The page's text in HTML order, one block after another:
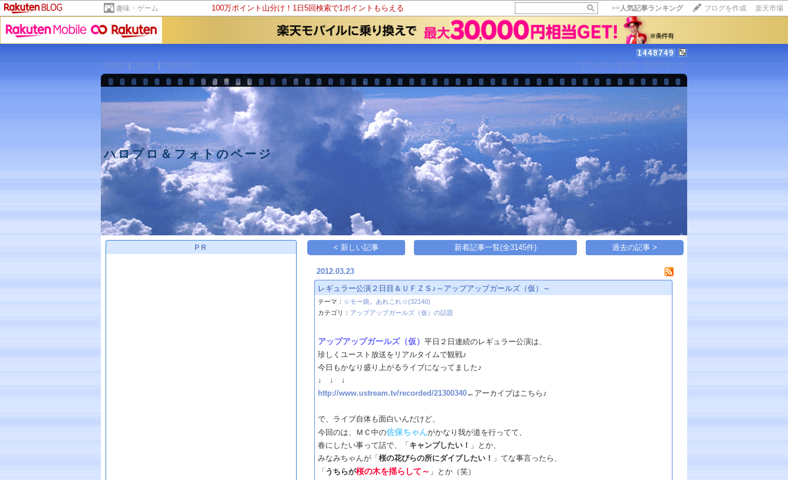
趣味・ゲーム 100万ポイント山分け！1日5回検索で1ポイントもらえる >>人気記事ランキング ブログを作成 楽天市場
1448749
ハロプロ＆フォトのページ
15記事にいいね！で1ポイント
10秒滞在
いいね!
PR < 新しい記事 新着記事一覧(全3145件) 過去の記事 >
2012.03.23
レギュラー公演２日目＆ＵＦＺＳ♪～アップアップガールズ（仮）～
テーマ： ☆モー娘。あれこれ☆(32140)
カテゴリ： アップアップガールズ（仮）の話題
アップアップガールズ（仮）平日２日連続のレギュラー公演は、
珍しくユースト放送をリアルタイムで観戦♪
今日もかなり盛り上がるライブになってました♪
↓ ↓ ↓
http://www.ustream.tv/recorded/21300340←アーカイブはこちら♪
で、ライブ自体も面白いんだけど、
今回のは、ＭＣ中の佐保ちゃんがかなり我が道を行ってて、
春にしたい事って話で、「 キャンプしたい！ 」とか、
みなみちゃんが「桜の花びらの所にダイブしたい！ 」てな事言ったら、
「 うちらが桜の木を揺らして～ 」とか（笑）